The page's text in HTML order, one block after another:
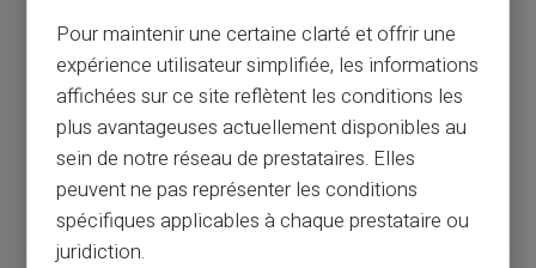
Protection contre le phishing bancaire :
guide 2025
Article suivant
Pour maintenir une certaine clarté et offrir une
expérience utilisateur simplifiée, les informations
affichées sur ce site reflètent les conditions les
plus avantageuses actuellement disponibles au
sein de notre réseau de prestataires. Elles
peuvent ne pas représenter les conditions
spécifiques applicables à chaque prestataire ou
juridiction.